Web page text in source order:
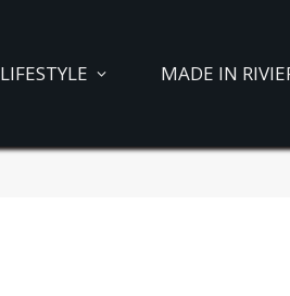
LIFESTYLE MADE IN